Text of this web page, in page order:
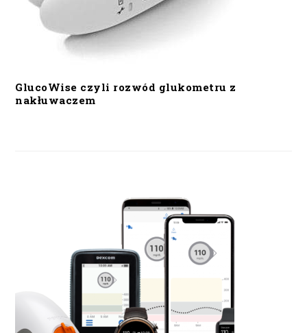
GlucoWise czyli rozwód glukometru z
nakłuwaczem